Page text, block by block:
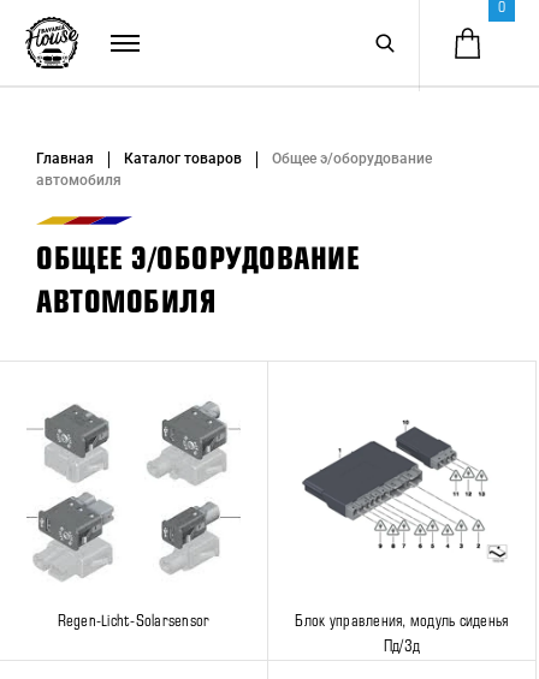
0
Главная Каталог товаров
Общее э/оборудование
автомобиля
ОБЩЕЕ Э/ОБОРУДОВАНИЕ
АВТОМОБИЛЯ
Regen-Licht-Solarsensor
Блок управления, модуль сиденья
Пд/Зд